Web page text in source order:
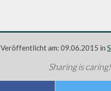
Veröffentlicht am: 09.06.2015 in
Sharing is